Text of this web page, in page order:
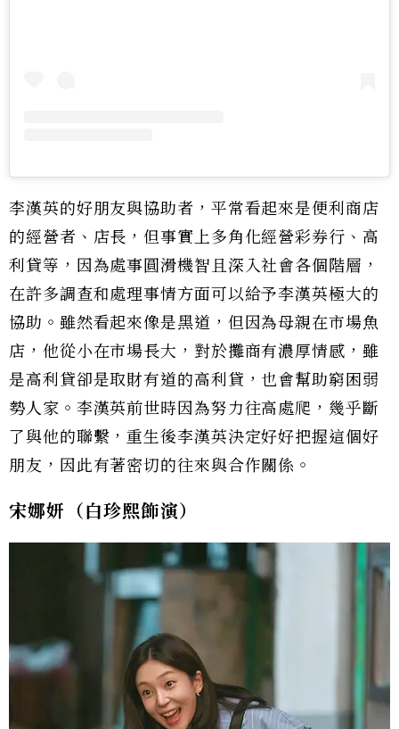
李漢英的好朋友與協助者，平常看起來是便利商店
的經營者、店長，但事實上多角化經營彩券行、高
利貸等，因為處事圓滑機智且深入社會各個階層，
在許多調查和處理事情方面可以給予李漢英極大的
協助。雖然看起來像是黑道，但因為母親在市場魚
店，他從小在市場長大，對於攤商有濃厚情感，雖
是高利貸卻是取財有道的高利貸，也會幫助窮困弱
勢人家。李漢英前世時因為努力往高處爬，幾乎斷
了與他的聯繫，重生後李漢英決定好好把握這個好
朋友，因此有著密切的往來與合作關係。
宋娜妍（白珍熙飾演）